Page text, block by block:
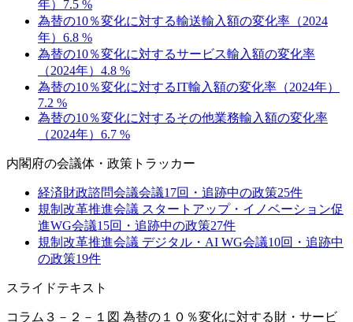
年） 7.5 %
為替の10％変化に対する輸送輸入額の変化率（2024
年） 6.8 %
為替の10％変化に対するサービス輸入額の変化率
（2024年） 4.8 %
為替の10％変化に対するIT輸入額の変化率（2024年）
7.2 %
為替の10％変化に対するその他業務輸入額の変化率
（2024年） 6.7 %
内閣府の会議体・政策トラッカー
経済財政諮問会議会議17回・追跡中の政策25件
規制改革推進会議 スタートアップ・イノベーション促
進WG会議15回・追跡中の政策27件
規制改革推進会議 デジタル・AI WG会議10回・追跡中
の政策19件
スライドテキスト
コラム３－２－１図 為替の１０％変化に対する財・サービ